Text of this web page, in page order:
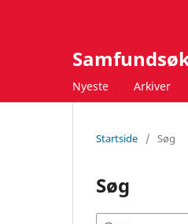
Nyeste Arkiver
Startside / Søg
Søg